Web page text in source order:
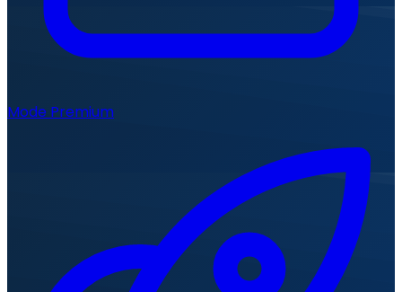
Mode Premium